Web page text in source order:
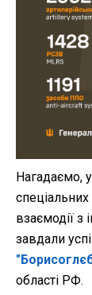
Нагадаємо,
взаємодії
завдали
області РФ.